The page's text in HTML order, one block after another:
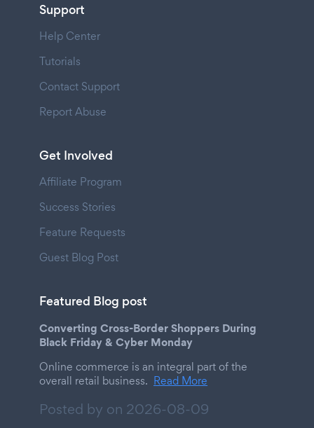
Support
Help Center
Tutorials
Contact Support
Report Abuse
Get Involved
Affiliate Program
Success Stories
Feature Requests
Guest Blog Post
Featured Blog post
Converting Cross-Border Shoppers During
Black Friday & Cyber Monday
Online commerce is an integral part of the
overall retail business. Read More
Posted by on 2026-08-09